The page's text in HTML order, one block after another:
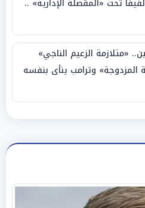
المصداقية»
«متلازمة الزعيم الناجي»
المزدوجة» وترامب ينأى بنفسه
استراتيجي»